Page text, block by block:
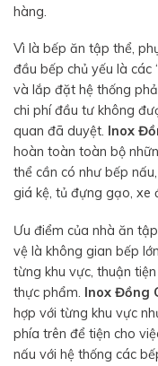
hàng.
Vì là bếp ăn tập thể,
đầu bếp chủ yếu là các
và lắp đặt hệ thống
chi phí đầu tư không
quan đã duyệt. Inox
hoàn toàn toàn bộ
thể cần có như bếp
giá kệ, tủ đựng gạo, xe
Ưu điểm của nhà ăn
vệ là không gian bếp
từng khu vực, thuận
thực phẩm. Inox Đồng
hợp với từng khu vực
phía trên để tiện cho
nấu với hệ thống các